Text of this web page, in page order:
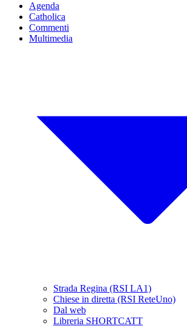
Agenda
Catholica
Commenti
Multimedia
Strada Regina (RSI LA1)
Chiese in diretta (RSI ReteUno)
Dal web
Libreria SHORTCATT